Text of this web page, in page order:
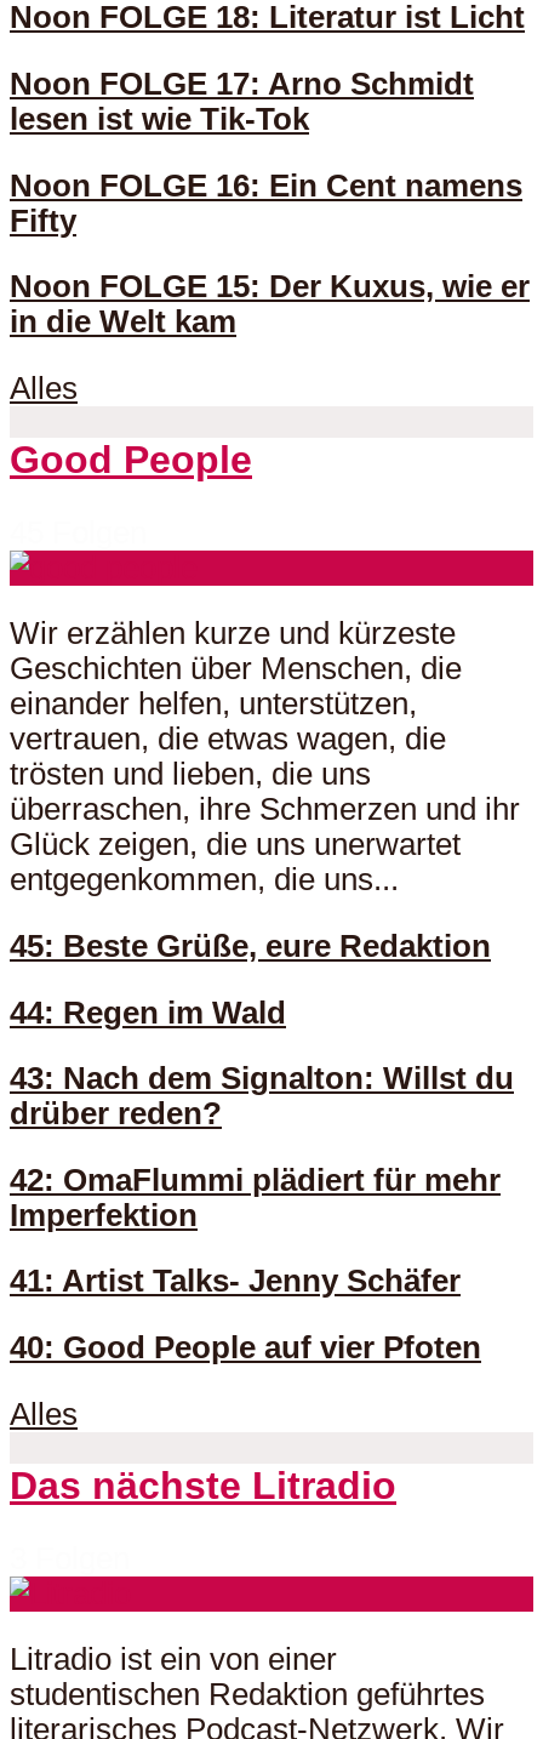
Noon FOLGE 18: Literatur ist Licht
Noon FOLGE 17: Arno Schmidt
lesen ist wie Tik-Tok
Noon FOLGE 16: Ein Cent namens
Fifty
Noon FOLGE 15: Der Kuxus, wie er
in die Welt kam
Alles
Good People
Wir erzählen kurze und kürzeste
Geschichten über Menschen, die
einander helfen, unterstützen,
vertrauen, die etwas wagen, die
trösten und lieben, die uns
überraschen, ihre Schmerzen und ihr
Glück zeigen, die uns unerwartet
entgegenkommen, die uns...
45: Beste Grüße, eure Redaktion
44: Regen im Wald
43: Nach dem Signalton: Willst du
drüber reden?
42: OmaFlummi plädiert für mehr
Imperfektion
41: Artist Talks- Jenny Schäfer
40: Good People auf vier Pfoten
Alles
Das nächste Litradio
Litradio ist ein von einer
studentischen Redaktion geführtes
literarisches Podcast-Netzwerk. Wir